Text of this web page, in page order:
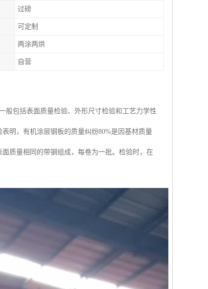
过磅
可定制
两涂两烘
自营
般包括表面质量检验、外形尺寸检验和工艺力学性
明，有机涂层钢板的质量纠纷80%是因基材质量
质量相同的带钢组成，每卷为一批。检验时，在